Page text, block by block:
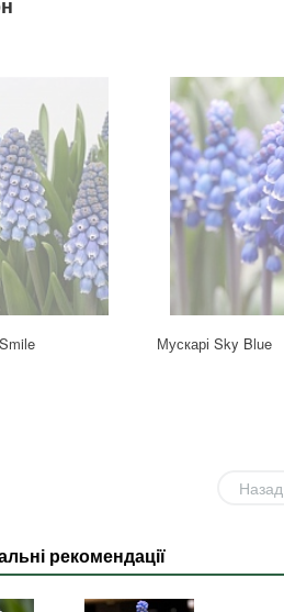
Мускарі Sky Blue
Назад
рекомендації